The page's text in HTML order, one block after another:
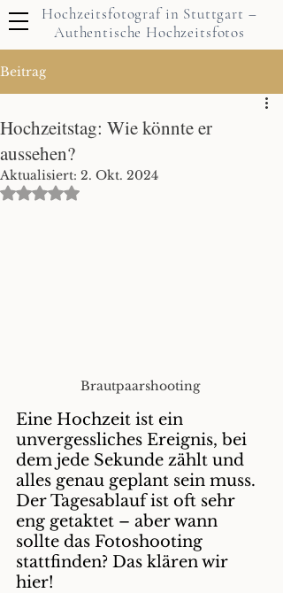
Hochzeitsfotograf in Stuttgart –
Authentische Hochzeitsfotos
Beitrag
Hochzeitstag: Wie könnte er
aussehen?
Aktualisiert: 2. Okt. 2024
Mit NaN von 5 Sternen bewertet.
Brautpaarshooting
Eine Hochzeit ist ein
unvergessliches Ereignis, bei
dem jede Sekunde zählt und
alles genau geplant sein muss.
Der Tagesablauf ist oft sehr
eng getaktet – aber wann
sollte das Fotoshooting
stattfinden? Das klären wir
hier!